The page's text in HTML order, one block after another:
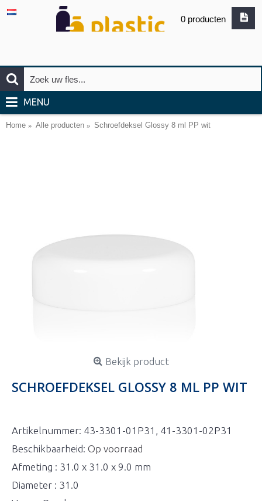
0 producten
MENU
Home Alle producten Schroefdeksel Glossy 8 ml PP wit
Bekijk product
SCHROEFDEKSEL GLOSSY 8 ML PP WIT
Artikelnummer: 43-3301-01P31, 41-3301-02P31
Beschikbaarheid: Op voorraad
Afmeting : 31.0 x 31.0 x 9.0 mm
Diameter : 31.0